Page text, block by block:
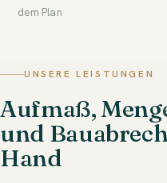
dem Plan
UNSERE LEISTUNGEN
Aufmaß,
und
Hand